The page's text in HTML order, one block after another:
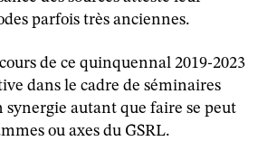
parfois très anciennes.
de ce quinquennal 2019-2023
dans le cadre de séminaires
synergie autant que faire se peut
ou axes du GSRL.